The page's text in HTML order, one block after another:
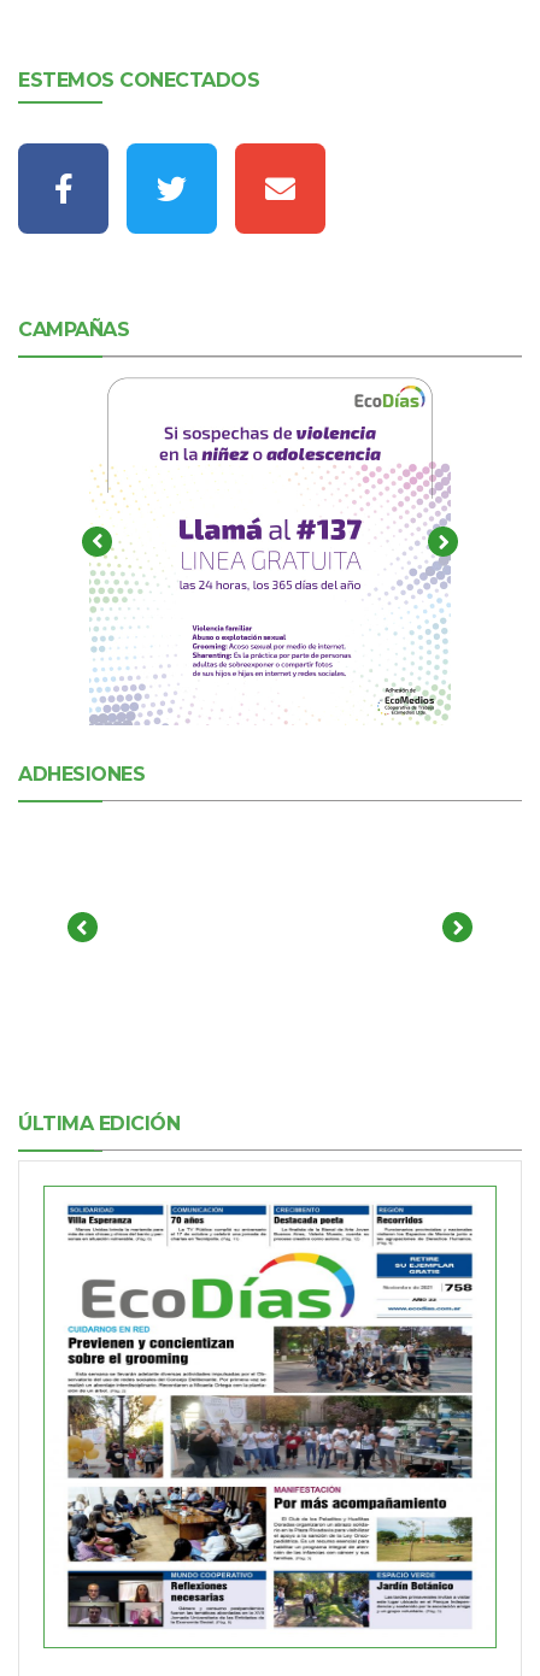
ESTEMOS CONECTADOS
CAMPAÑAS
ADHESIONES
ÚLTIMA EDICIÓN